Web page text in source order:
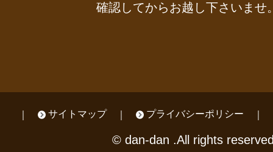
確認してからお越し下さいませ
サイトマップ プライバシーポリシー
© dan-dan .All rights